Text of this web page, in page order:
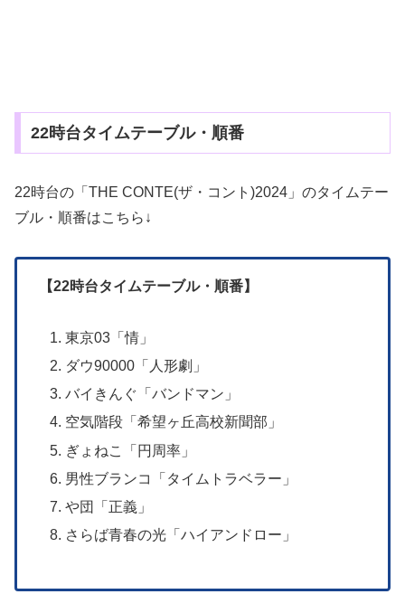
22時台タイムテーブル・順番
22時台の「THE CONTE(ザ・コント)2024」のタイムテー
ブル・順番はこちら↓
【22時台タイムテーブル・順番】
東京03「情」
ダウ90000「人形劇」
バイきんぐ「バンドマン」
空気階段「希望ヶ丘高校新聞部」
ぎょねこ「円周率」
男性ブランコ「タイムトラベラー」
や団「正義」
さらば青春の光「ハイアンドロー」